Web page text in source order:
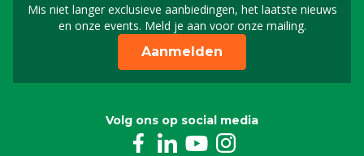
Mis niet langer exclusieve aanbiedingen, het laatste nieuws
en onze events. Meld je aan voor onze mailing.
Schrijf je in voor onze
Aanmelden
Volg ons op social media